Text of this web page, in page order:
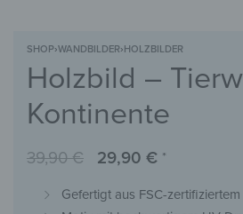
SHOP›WANDBILDER›HOLZBILDER
Holzbild –
Kontinente
39,90€ 29,90 € *
Gefertigt aus FSC-